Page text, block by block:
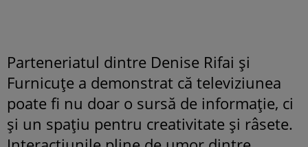
Parteneriatul dintre Denise Rifai și
Furnicuțe a demonstrat că televiziunea
poate fi nu doar o sursă de informație, ci
și un spațiu pentru creativitate și râsete.